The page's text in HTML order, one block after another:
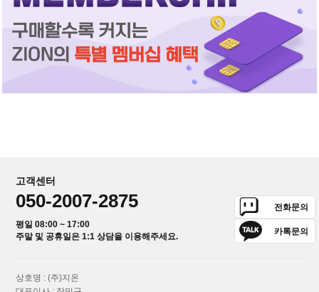
고객센터
050-2007-2875
평일 08:00 ~ 17:00
주말 및 공휴일은 1:1 상담을 이용해주세요.
전화문의
카톡문의
상호명 : (주)지온